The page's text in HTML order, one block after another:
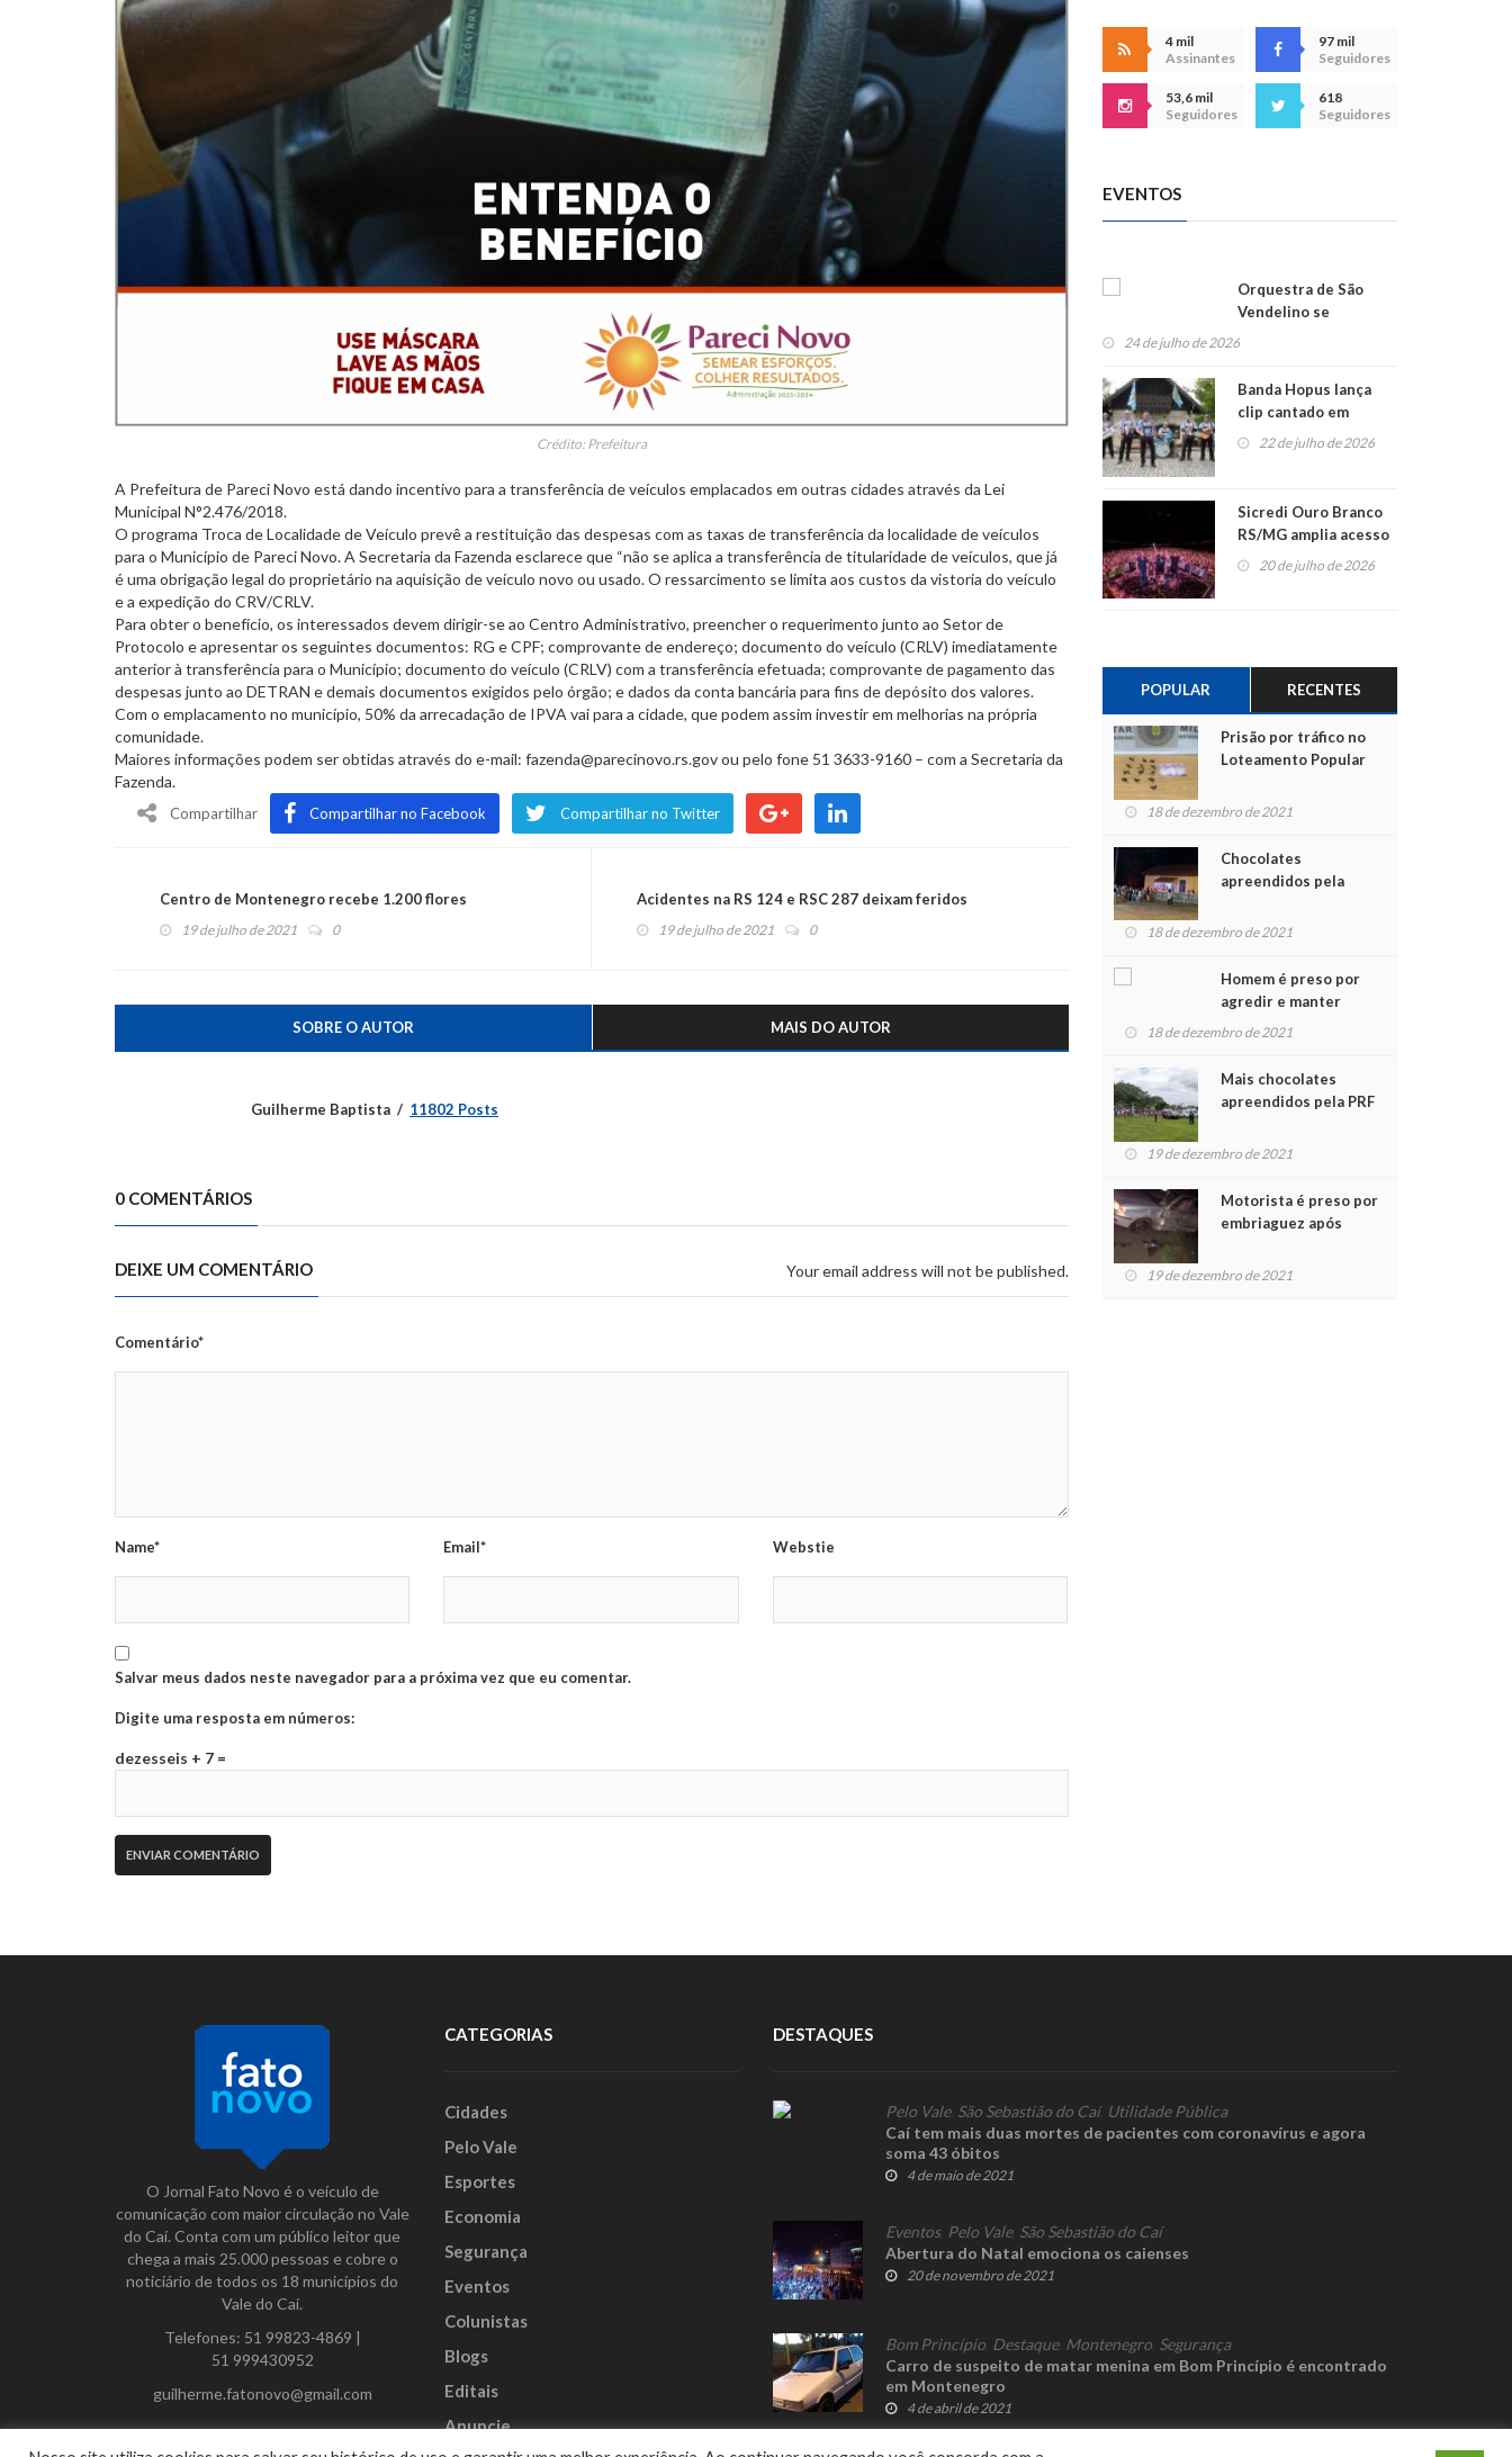
Crédito: Prefeitura
A Prefeitura de Pareci Novo está dando incentivo para a transferência de veículos emplacados em outras cidades através da Lei
Municipal N°2.476/2018.
O programa Troca de Localidade de Veículo prevê a restituição das despesas com as taxas de transferência da localidade de veículos
para o Município de Pareci Novo. A Secretaria da Fazenda esclarece que “não se aplica a transferência de titularidade de veículos, que já
é uma obrigação legal do proprietário na aquisição de veículo novo ou usado. O ressarcimento se limita aos custos da vistoria do veículo
e a expedição do CRV/CRLV.
Para obter o benefício, os interessados devem dirigir-se ao Centro Administrativo, preencher o requerimento junto ao Setor de
Protocolo e apresentar os seguintes documentos: RG e CPF; comprovante de endereço; documento do veículo (CRLV) imediatamente
anterior à transferência para o Município; documento do veículo (CRLV) com a transferência efetuada; comprovante de pagamento das
despesas junto ao DETRAN e demais documentos exigidos pelo órgão; e dados da conta bancária para fins de depósito dos valores.
Com o emplacamento no município, 50% da arrecadação de IPVA vai para a cidade, que podem assim investir em melhorias na própria
comunidade.
Maiores informações podem ser obtidas através do e-mail: fazenda@parecinovo.rs.gov ou pelo fone 51 3633-9160 – com a Secretaria da
Fazenda.
Compartilhar Compartilhar no Facebook Compartilhar no Twitter
Centro de Montenegro recebe 1.200 flores
19 de julho de 2021 0
Acidentes na RS 124 e RSC 287 deixam feridos
19 de julho de 2021 0
SOBRE O AUTOR MAIS DO AUTOR
Guilherme Baptista 11802 Posts
0 COMENTÁRIOS
DEIXE UM COMENTÁRIO Your email address will not be published.
Comentário*
Name* Email* Webstie
Salvar meus dados neste navegador para a próxima vez que eu comentar.
Digite uma resposta em números:
dezesseis + 7 =
4 mil
Assinantes
97 mil
Seguidores
53,6 mil
Seguidores
618
Seguidores
EVENTOS
Orquestra de São
Vendelino se
apresenta na
24 de julho de 2026
Banda Hopus lança
clip cantado em
alemão e inglês
22 de julho de 2026
Sicredi Ouro Branco
RS/MG amplia acesso
ao show dos 45 anos
para mais associados
20 de julho de 2026
POPULAR RECENTES
Prisão por tráfico no
Loteamento Popular
18 de dezembro de 2021
Chocolates
apreendidos pela
para crianças na
18 de dezembro de 2021
Homem é preso por
agredir e manter
mulher em cárcere
18 de dezembro de 2021
Mais chocolates
apreendidos pela PRF
crianças no Natal
19 de dezembro de 2021
Motorista é preso por
embriaguez após
feridos
19 de dezembro de 2021
O Jornal Fato Novo é o veículo de
comunicação com maior circulação no Vale
do Caí. Conta com um público leitor que
chega a mais 25.000 pessoas e cobre o
noticiário de todos os 18 municípios do
Vale do Caí.
Telefones: 51 99823-4869 |
51 999430952
guilherme.fatonovo@gmail.com
Facebook
Instagram
Twitter
CATEGORIAS
Cidades
Pelo Vale
Esportes
Economia
Segurança
Eventos
Colunistas
Blogs
Editais
Anuncie
DESTAQUES
Pelo Vale, São Sebastião do Caí, Utilidade Pública
Caí tem mais duas mortes de pacientes com coronavírus e agora
soma 43 óbitos
4 de maio de 2021
Eventos, Pelo Vale, São Sebastião do Caí
Abertura do Natal emociona os caienses
20 de novembro de 2021
Bom Princípio Destaque, Montenegro Segurança
Carro de suspeito de matar menina em Bom Princípio é encontrado
em Montenegro
4 de abril de 2021